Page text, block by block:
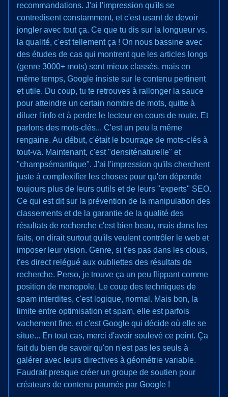
recommandations. J'ai l'impression qu'ils se
contredisent constamment, et c'est usant de devoir
jongler avec tout ça. Ce que tu dis sur la longueur vs.
la qualité, c'est tellement ça ! On nous bassine avec
des études de cas qui montrent que les articles longs
(genre 3000+ mots) sont mieux classés, mais en
même temps, Google insiste sur le contenu pertinent
et utile. Du coup, tu te retrouves à rallonger la sauce
pour atteindre un certain nombre de mots, quitte à
diluer l'info et à perdre le lecteur en cours de route. Et
parlons des mots-clés... C'est un peu la même
rengaine. Au début, c'était le bourrage de mots-clés à
tout-va. Maintenant, c'est "densiténaturelle" et
"champsémantique". J'ai l'impression qu'ils cherchent
juste à complexifier les choses pour qu'on dépende
toujours plus de leurs outils et de leurs "experts" SEO.
Ce qui est dit sur la prévention de la manipulation des
classements et de la garantie de la qualité des
résultats de recherche c'est bien beau, mais dans les
faits, on dirait surtout qu'ils veulent contrôler le web et
imposer leur vision. Genre, si t'es pas dans les clous,
t'es direct relégué aux oubliettes des résultats de
recherche. Perso, je trouve ça un peu flippant comme
position de monopole. Le coup des techniques de
spam interdites, c'est logique, normal. Mais bon, la
limite entre optimisation et spam, elle est parfois
vachement fine, et c'est Google qui décide où elle se
situe... En tout cas, merci d'avoir soulevé ce point. Ça
fait du bien de savoir qu'on n'est pas les seuls à
galérer avec leurs directives à géométrie variable.
Faudrait presque créer un groupe de soutien pour
créateurs de contenu paumés par Google !